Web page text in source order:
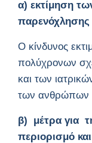
α) εκτίμηση
παρενόχλησης
Ο κίνδυνος
πολύχρονων
και των
των ανθρώπων
β) μέτρα για
περιορισμό